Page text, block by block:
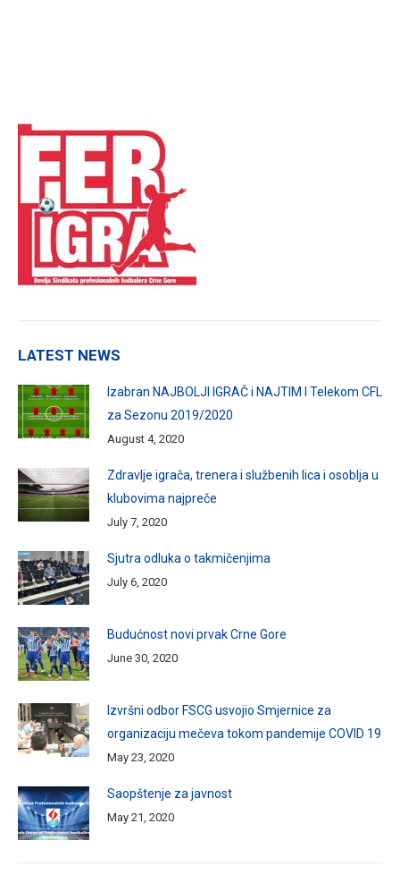
LATEST NEWS
Izabran NAJBOLJI IGRAČ i NAJTIM I Telekom CFL
za Sezonu 2019/2020
August 4, 2020
Zdravlje igrača, trenera i službenih lica i osoblja u
klubovima najpreče
July 7, 2020
Sjutra odluka o takmičenjima
July 6, 2020
Budućnost novi prvak Crne Gore
June 30, 2020
Izvršni odbor FSCG usvojio Smjernice za
organizaciju mečeva tokom pandemije COVID 19
May 23, 2020
Saopštenje za javnost
May 21, 2020